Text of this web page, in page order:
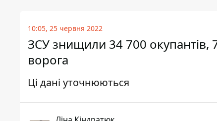
10:05, 25 червня 2022
ЗСУ знищили 34 700 окупантів,
ворога
Ці дані уточнюються